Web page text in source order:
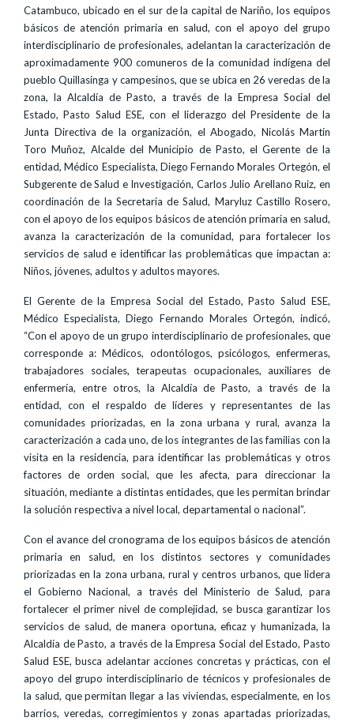
Catambuco, ubicado en el sur de la capital de Nariño, los equipos
básicos de atención primaria en salud, con el apoyo del grupo
interdisciplinario de profesionales, adelantan la caracterización de
aproximadamente 900 comuneros de la comunidad indígena del
pueblo Quillasinga y campesinos, que se ubica en 26 veredas de la
zona, la Alcaldía de Pasto, a través de la Empresa Social del
Estado, Pasto Salud ESE, con el liderazgo del Presidente de la
Junta Directiva de la organización, el Abogado, Nicolás Martin
Toro Muñoz, Alcalde del Municipio de Pasto, el Gerente de la
entidad, Médico Especialista, Diego Fernando Morales Ortegón, el
Subgerente de Salud e Investigación, Carlos Julio Arellano Ruiz, en
coordinación de la Secretaria de Salud, Maryluz Castillo Rosero,
con el apoyo de los equipos básicos de atención primaria en salud,
avanza la caracterización de la comunidad, para fortalecer los
servicios de salud e identificar las problemáticas que impactan a:
Niños, jóvenes, adultos y adultos mayores.
El Gerente de la Empresa Social del Estado, Pasto Salud ESE,
Médico Especialista, Diego Fernando Morales Ortegón, indicó,
“Con el apoyo de un grupo interdisciplinario de profesionales, que
corresponde a: Médicos, odontólogos, psicólogos, enfermeras,
trabajadores sociales, terapeutas ocupacionales, auxiliares de
enfermería, entre otros, la Alcaldía de Pasto, a través de la
entidad, con el respaldo de líderes y representantes de las
comunidades priorizadas, en la zona urbana y rural, avanza la
caracterización a cada uno, de los integrantes de las familias con la
visita en la residencia, para identificar las problemáticas y otros
factores de orden social, que les afecta, para direccionar la
situación, mediante a distintas entidades, que les permitan brindar
la solución respectiva a nivel local, departamental o nacional”.
Con el avance del cronograma de los equipos básicos de atención
primaria en salud, en los distintos sectores y comunidades
priorizadas en la zona urbana, rural y centros urbanos, que lidera
el Gobierno Nacional, a través del Ministerio de Salud, para
fortalecer el primer nivel de complejidad, se busca garantizar los
servicios de salud, de manera oportuna, eficaz y humanizada, la
Alcaldía de Pasto, a través de la Empresa Social del Estado, Pasto
Salud ESE, busca adelantar acciones concretas y prácticas, con el
apoyo del grupo interdisciplinario de técnicos y profesionales de
la salud, que permitan llegar a las viviendas, especialmente, en los
barrios, veredas, corregimientos y zonas apartadas priorizadas,